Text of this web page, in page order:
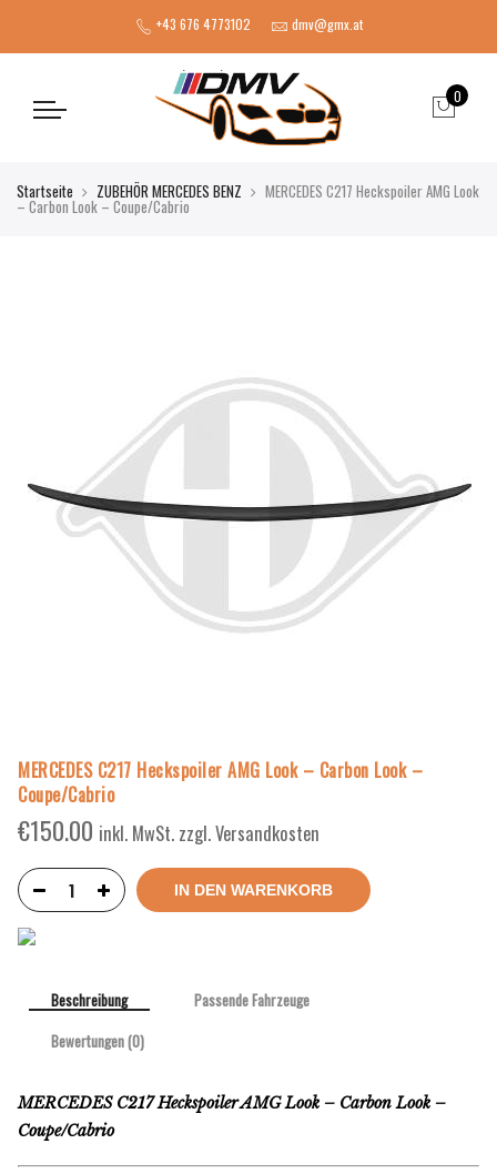
+43 676 4773102 dmv@gmx.at
0
Startseite ZUBEHÖR MERCEDES BENZ MERCEDES C217 Heckspoiler AMG Look
– Carbon Look – Coupe/Cabrio
MERCEDES C217 Heckspoiler AMG Look – Carbon Look –
Coupe/Cabrio
€150.00 inkl. MwSt. zzgl. Versandkosten
IN DEN WARENKORB
Beschreibung
Passende Fahrzeuge
Bewertungen (0)
MERCEDES C217 Heckspoiler AMG Look – Carbon Look –
Coupe/Cabrio